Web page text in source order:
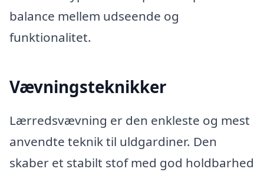
balance mellem udseende og
funktionalitet.
Vævningsteknikker
Lærredsvævning er den enkleste og mest
anvendte teknik til uldgardiner. Den
skaber et stabilt stof med god holdbarhed